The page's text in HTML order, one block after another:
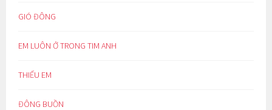
GIÓ ĐÔNG
EM LUÔN Ở TRONG TIM ANH
THIẾU EM
ĐÔNG BUỒN